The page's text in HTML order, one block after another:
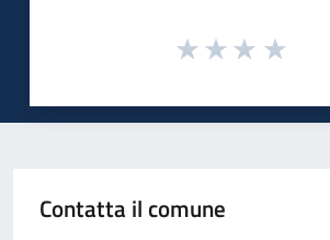
Contatta il comune